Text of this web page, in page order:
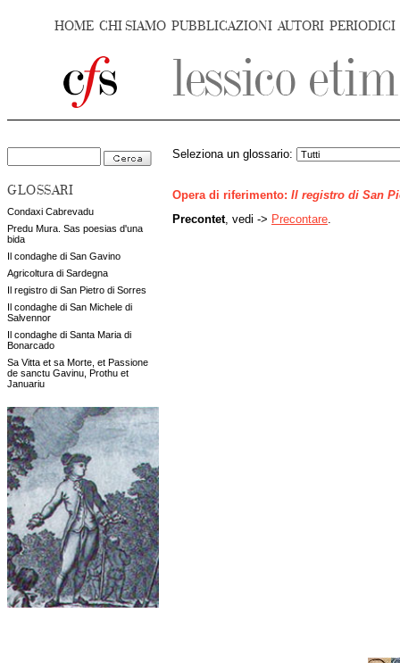
HOME CHI SIAMO PUBBLICAZIONI AUTORI PERIODICI
GLOSSARI
Condaxi Cabrevadu
Predu Mura. Sas poesias d'una
bida
Il condaghe di San Gavino
Agricoltura di Sardegna
Il registro di San Pietro di Sorres
Il condaghe di San Michele di
Salvennor
Il condaghe di Santa Maria di
Bonarcado
Sa Vitta et sa Morte, et Passione
de sanctu Gavinu, Prothu et
Januariu
Seleziona un glossario:
Opera di riferimento: Il registro di San
Precontet, vedi -> Precontare